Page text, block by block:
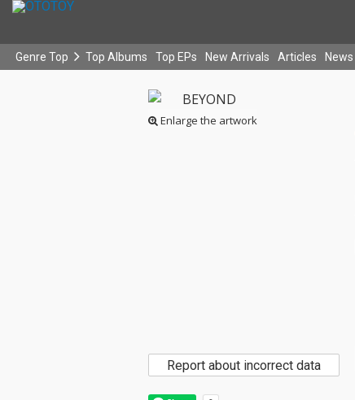
Genre Top Top Albums Top EPs New Arrivals Articles News
Enlarge the artwork
Report about incorrect data